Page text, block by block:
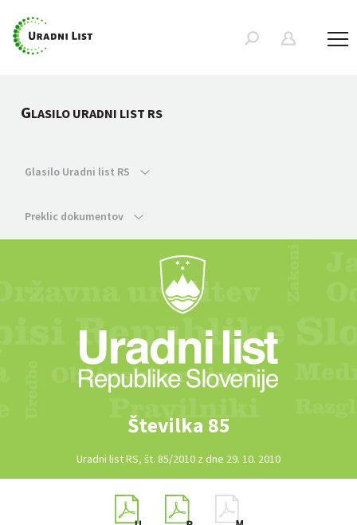
GLASILO URADNI LIST RS
Glasilo Uradni list RS
Preklic dokumentov
Številka 85
Uradni list RS, št. 85/2010 z dne 29. 10. 2010